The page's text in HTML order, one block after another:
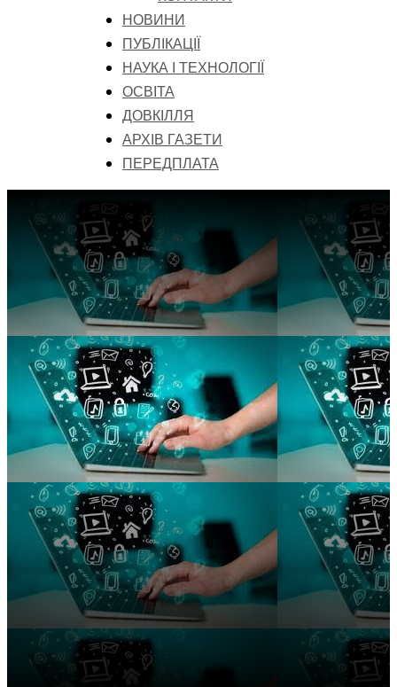
НОВИНИ
ПУБЛІКАЦІЇ
НАУКА І ТЕХНОЛОГІЇ
ОСВІТА
ДОВКІЛЛЯ
АРХІВ ГАЗЕТИ
ПЕРЕДПЛАТА